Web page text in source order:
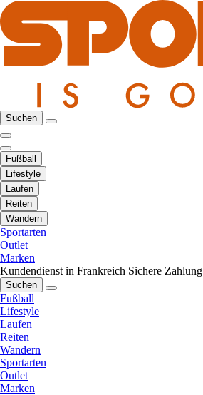
Suchen
Fußball
Lifestyle
Laufen
Reiten
Wandern
Sportarten
Outlet
Marken
Kundendienst in Frankreich Sichere Zahlung
Suchen
Fußball
Lifestyle
Laufen
Reiten
Wandern
Sportarten
Outlet
Marken